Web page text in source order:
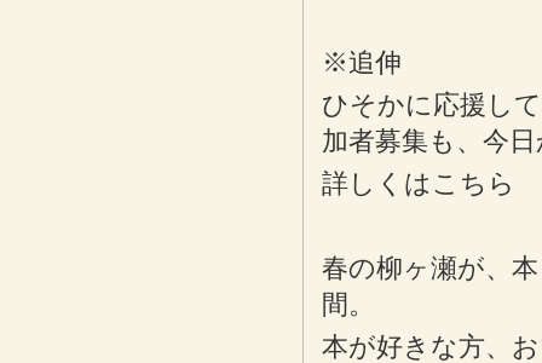
※追伸
ひそかに応援し
加者募集も、今
詳しくはこち
春の柳ヶ瀬が、
間。
本が好きな方、